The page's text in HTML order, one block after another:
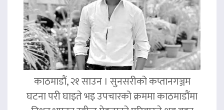
काठमाडौं, २१ साउन । सुनसरीको कप्तानगञ्जम
घटना परी घाइते भइ उपचारको क्रममा काठमाडौंमा